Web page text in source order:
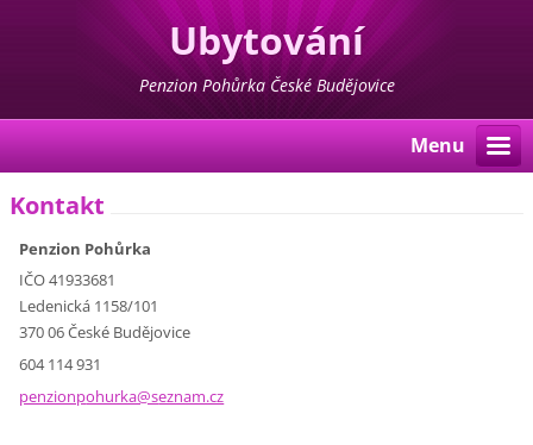
Ubytování
Penzion Pohůrka České Budějovice
Menu
Kontakt
Penzion Pohůrka
IČO 41933681
Ledenická 1158/101
370 06 České Budějovice
604 114 931
penzionpohurka@seznam.cz